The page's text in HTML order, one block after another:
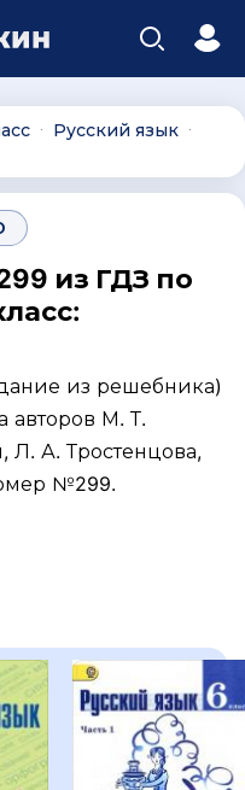
∙ Русский язык ∙
из ГДЗ по
из решебника)
авторов М. Т.
Л. А. Тростенцова,
№299.